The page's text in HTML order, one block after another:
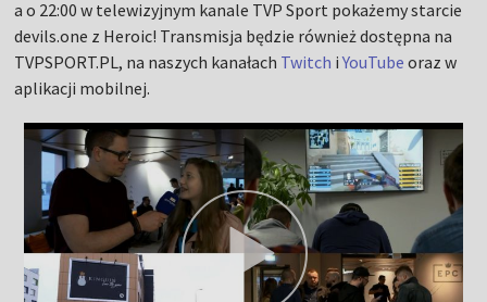
a o 22:00 w telewizyjnym kanale TVP Sport pokażemy starcie
devils.one z Heroic! Transmisja będzie również dostępna na
TVPSPORT.PL, na naszych kanałach Twitch iYouTube oraz w
aplikacji mobilnej.